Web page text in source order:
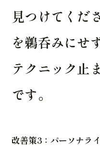
見つけてくだ
を鵜呑みにせ
テクニック止
です。
改善策3：パーソナラ